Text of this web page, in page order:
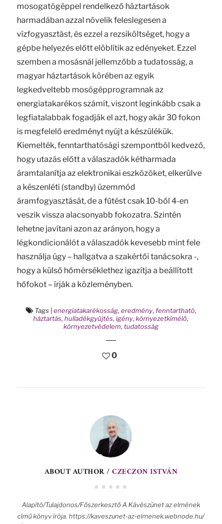
mosogatógéppel rendelkező háztartások
harmadában azzal növelik feleslegesen a
vízfogyasztást, és ezzel a rezsiköltséget, hogy a
gépbe helyezés előtt elöblítik az edényeket. Ezzel
szemben a mosásnál jellemzőbb a tudatosság, a
magyar háztartások körében az egyik
legkedveltebb mosógépprogramnak az
energiatakarékos számít, viszont leginkább csak a
legfiatalabbak fogadják el azt, hogy akár 30 fokon
is megfelelő eredményt nyújt a készülékük.
Kiemelték, fenntarthatósági szempontból kedvező,
hogy utazás előtt a válaszadók kétharmada
áramtalanítja az elektronikai eszközöket, elkerülve
a készenléti (standby) üzemmód
áramfogyasztását, de a fűtést csak 10-ből 4-en
veszik vissza alacsonyabb fokozatra. Szintén
lehetne javítani azon az arányon, hogy a
légkondicionálót a válaszadók kevesebb mint fele
használja úgy – hallgatva a szakértői tanácsokra -,
hogy a külső hőmérséklethez igazítja a beállított
hőfokot – írják a közleményben.
Tags energiatakarékosság, eredmény, fenntartható,
háztartás,hulladékgyűjtés,igény,környezetkímélő,
környezetvédelem, tudatosság
0
ABOUT AUTHOR /CZECZON ISTVÁN
Alapító/Tulajdonos/Főszerkesztő A Kávészünet az elmének
című könyv írója. https://kaveszunet-az-elmenek.webnode.hu/